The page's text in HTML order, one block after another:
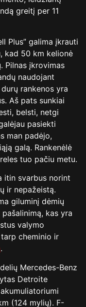
greitį per 11
Plus” galima įkrauti
kad 50 km kelionė
Pilnas įkrovimas
naudojant
rankenos yra
Aš pats sunkiai
belsti, netgi
pasiekti
man padėjo,
galą. Rankenėlė
tuo pačiu metu.
itin svarbus norint
ir nepažeistą.
giluminį dėmių
kas yra
valymo
cheminio ir
.
Mercedes-Benz
Detroite
(124 mylių). F-